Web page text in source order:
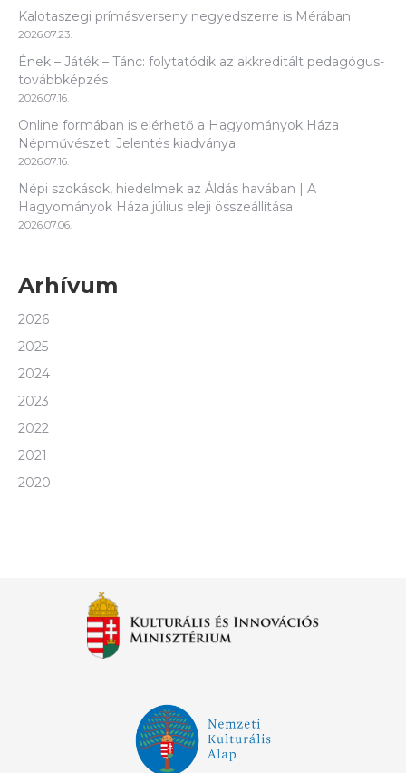
Kalotaszegi prímásverseny negyedszerre is Mérában
2026.07.23.
Ének – Játék – Tánc: folytatódik az akkreditált pedagógus-
továbbképzés
2026.07.16.
Online formában is elérhető a Hagyományok Háza
Népművészeti Jelentés kiadványa
2026.07.16.
Népi szokások, hiedelmek az Áldás havában | A
Hagyományok Háza július eleji összeállítása
2026.07.06.
Arhívum
2026
2025
2024
2023
2022
2021
2020